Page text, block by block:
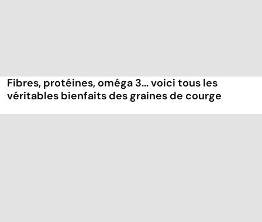
Fibres, protéines, oméga 3... voici tous les
véritables bienfaits des graines de courge